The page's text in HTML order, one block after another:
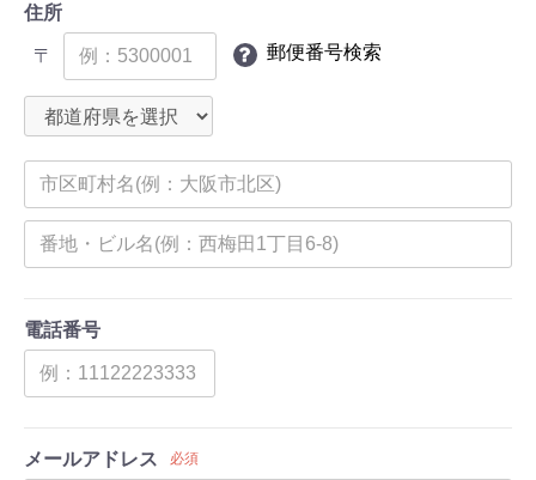
住所
〒
郵便番号検索
電話番号
メールアドレス 必須